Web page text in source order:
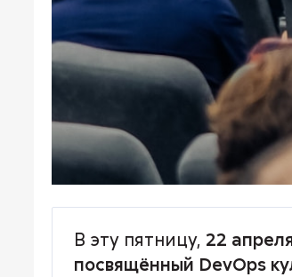
В эту пятницу, 22
посвящённый DevOps